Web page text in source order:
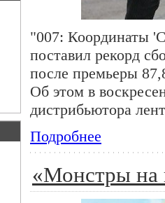
"007: Координаты
поставил рекорд
после премьеры
Об этом в
дистрибьютора
Подробнее
«Монстры на